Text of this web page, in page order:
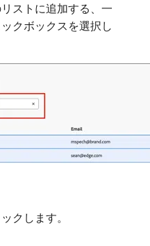
ストに追加する、一
クボックスを選択し
クします。